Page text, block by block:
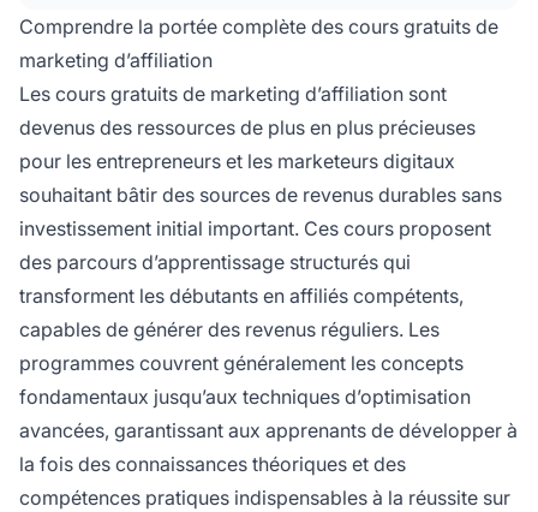
apprendrez à identifier des niches rentables, à
créer du contenu à fort taux de conversion, à
générer du trafic organique via le SEO, à
constituer des audiences, à suivre les
performances grâce à l'analytique et à mettre
en œuvre des stratégies éprouvées pour
maximiser vos commissions d'affiliation.
Comprendre la portée complète des cours gratuits de
marketing d’affiliation
Les cours gratuits de marketing d’affiliation sont
devenus des ressources de plus en plus précieuses
pour les entrepreneurs et les marketeurs digitaux
souhaitant bâtir des sources de revenus durables sans
investissement initial important. Ces cours proposent
des parcours d’apprentissage structurés qui
transforment les débutants en affiliés compétents,
capables de générer des revenus réguliers. Les
programmes couvrent généralement les concepts
fondamentaux jusqu’aux techniques d’optimisation
avancées, garantissant aux apprenants de développer à
la fois des connaissances théoriques et des
compétences pratiques indispensables à la réussite sur